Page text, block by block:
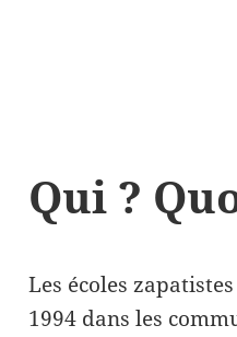
Qui ?
Les écoles
1994 dans les